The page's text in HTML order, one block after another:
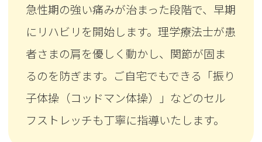
急性期の強い痛みが治まった段階で、早期
にリハビリを開始します。理学療法士が患
者さまの肩を優しく動かし、関節が固ま
るのを防ぎます。ご自宅でもできる「振り
子体操（コッドマン体操）」などのセル
フストレッチも丁寧に指導いたします。